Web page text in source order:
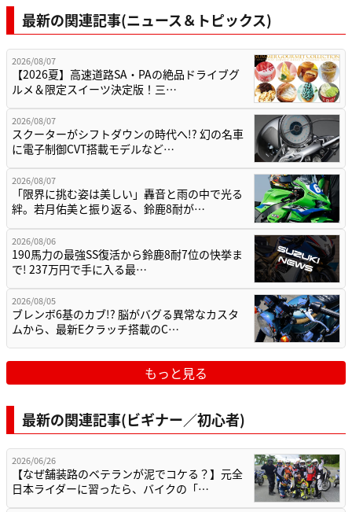
最新の関連記事(ニュース＆トピックス)
2026/08/07
【2026夏】高速道路SA・PAの絶品ドライブグ
ルメ＆限定スイーツ決定版！三…
2026/08/07
スクーターがシフトダウンの時代へ!? 幻の名車
に電子制御CVT搭載モデルなど…
2026/08/07
「限界に挑む姿は美しい」轟音と雨の中で光る
絆。若月佑美と振り返る、鈴鹿8耐が…
2026/08/06
190馬力の最強SS復活から鈴鹿8耐7位の快挙ま
で! 237万円で手に入る最…
2026/08/05
ブレンボ6基のカブ!? 脳がバグる異常なカスタ
ムから、最新Eクラッチ搭載のC…
もっと見る
最新の関連記事(ビギナー／初心者)
2026/06/26
【なぜ舗装路のベテランが泥でコケる？】元全
日本ライダーに習ったら、バイクの「…